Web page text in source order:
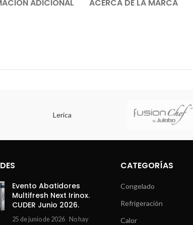
ADICIONAL ACERCA DE LA MARCA
Lerica
Evento Abatidores
Multifresh Next Irinox.
CUDER Junio 2026.
25 de junio de 2026 No hay
CATEGORÍAS
Congelado
Refrigeración
Calor